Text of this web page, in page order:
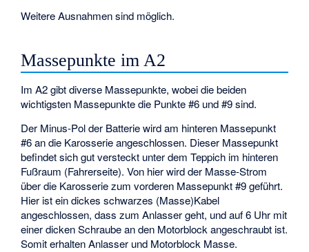
Weitere Ausnahmen sind möglich.
Massepunkte im A2
Im A2 gibt diverse Massepunkte, wobei die beiden
wichtigsten Massepunkte die Punkte #6 und #9 sind.
Der Minus-Pol der Batterie wird am hinteren Massepunkt
#6 an die Karosserie angeschlossen. Dieser Massepunkt
befindet sich gut versteckt unter dem Teppich im hinteren
Fußraum (Fahrerseite). Von hier wird der Masse-Strom
über die Karosserie zum vorderen Massepunkt #9 geführt.
Hier ist ein dickes schwarzes (Masse)Kabel
angeschlossen, dass zum Anlasser geht, und auf 6 Uhr mit
einer dicken Schraube an den Motorblock angeschraubt ist.
Somit erhalten Anlasser und Motorblock Masse.